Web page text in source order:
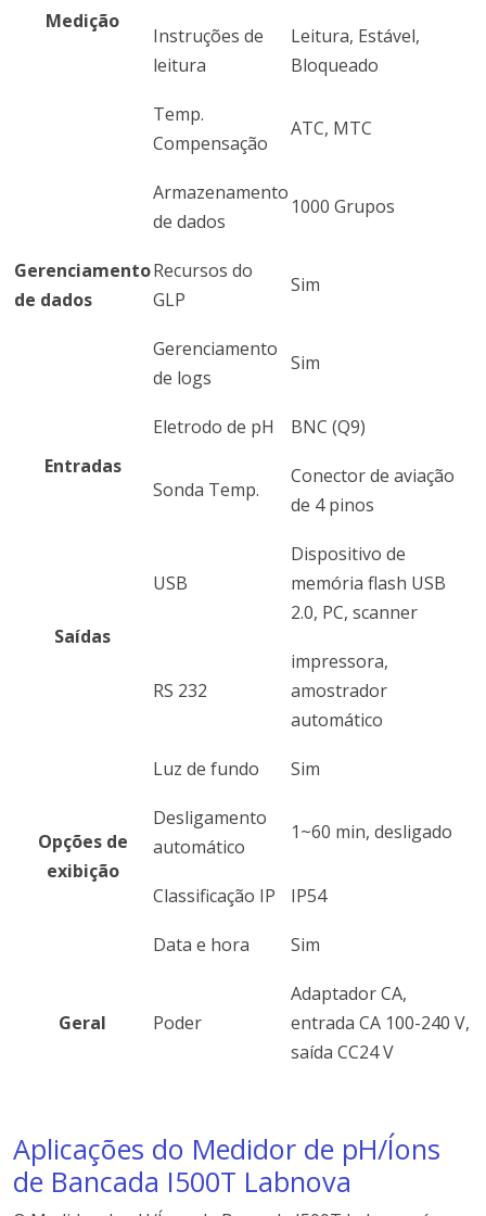
Medição
Instruções de
leitura
Leitura, Estável,
Bloqueado
Temp.
Compensação
ATC, MTC
Gerenciamento
de dados
Armazenamento
de dados
1000 Grupos
Recursos do
GLP
Sim
Gerenciamento
de logs
Sim
Entradas
Eletrodo de pH BNC (Q9)
Sonda Temp.
Conector de aviação
de 4 pinos
Saídas
USB
Dispositivo de
memória flash USB
2.0, PC, scanner
RS 232
impressora,
amostrador
automático
Opções de
exibição
Luz de fundo Sim
Desligamento
automático
1~60 min, desligado
Classificação IP IP54
Data e hora Sim
Geral Poder
Adaptador CA,
entrada CA 100-240 V,
saída CC24 V
Aplicações do Medidor de pH/Íons
de Bancada I500T Labnova